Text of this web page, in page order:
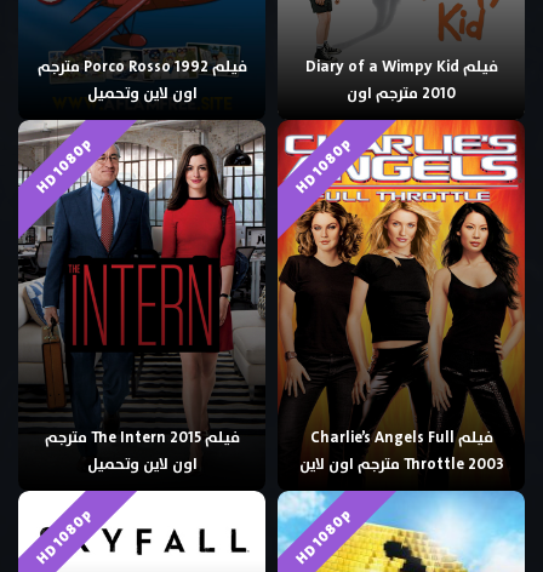
فيلم Diary of a Wimpy Kid
2010 مترجم اون
فيلم Porco Rosso 1992 مترجم
اون لاين وتحميل
HD 1080p
فيلم Charlie’s Angels Full
Throttle 2003 مترجم اون لاين
HD 1080p
فيلم The Intern 2015 مترجم
اون لاين وتحميل
HD 1080p
HD 1080p